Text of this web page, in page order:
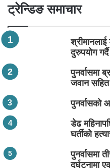
ट्रेन्डिङ समाचार
श्रीमानलाई
दुरुपयोग
पुनर्वासमा
जवान
पुनर्वासको
डेढ
घर्तीको
पुनर्वासमा
दुर्घटनामा